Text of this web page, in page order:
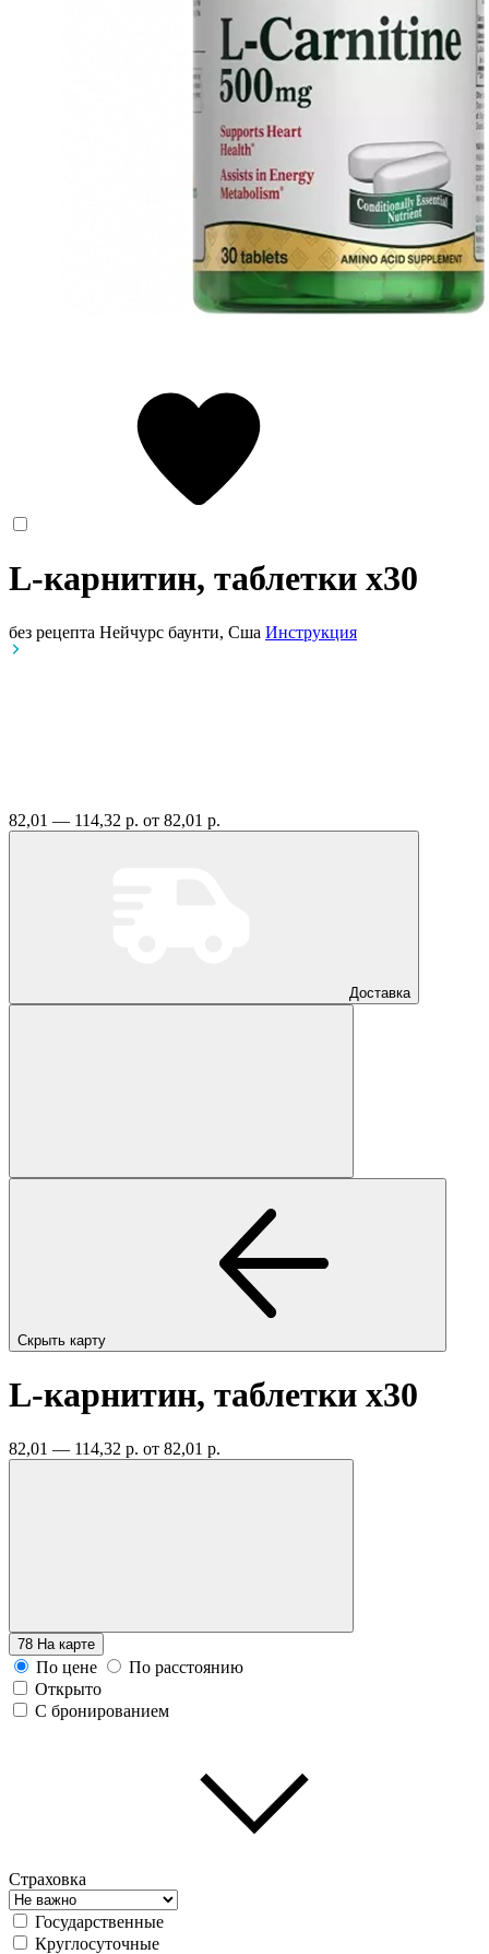
L-карнитин, таблетки x30
без рецепта Нейчурс баунти, Сша Инструкция
82,01 — 114,32 р. от 82,01 р.
Доставка
Скрыть карту
L-карнитин, таблетки x30
82,01 — 114,32 р. от 82,01 р.
78 На карте
По цене
По расстоянию
Открыто
С бронированием
Страховка
Государственные
Круглосуточные